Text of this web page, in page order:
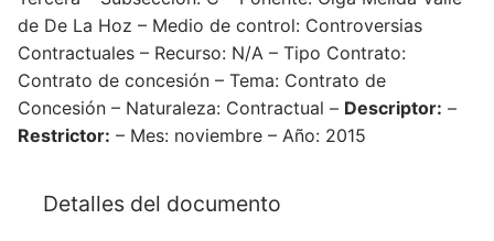
de De La Hoz – Medio de control: Controversias
Contractuales – Recurso: N/A – Tipo Contrato:
Contrato de concesión – Tema: Contrato de
Concesión – Naturaleza: Contractual – Descriptor: –
Restrictor: – Mes: noviembre – Año: 2015
Detalles del documento